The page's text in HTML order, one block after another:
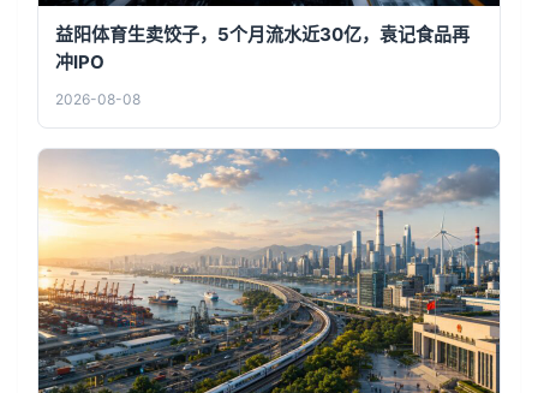
益阳体育生卖饺子，5个月流水近30亿，袁记食品再
冲IPO
2026-08-08